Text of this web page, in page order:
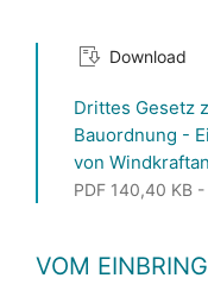
Download
Drittes Gesetz
Bauordnung -
von
PDF 140,40 KB
VOM